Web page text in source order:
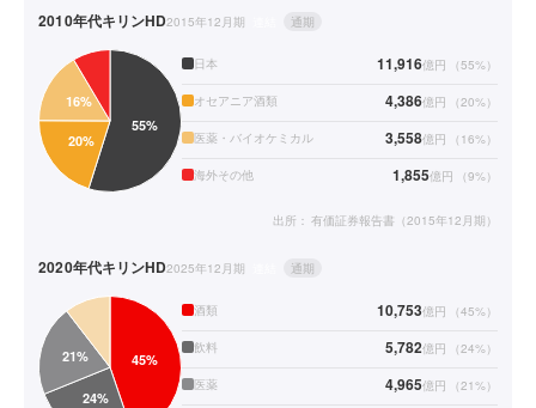
2010年代キリンHD2015年12月期 通期
日本 11,916億円 （55%）
オセアニア酒類 4,386億円 （20%）
医薬・バイオケミカル 3,558億円 （ 16%）
海外その他 1,855億円 （9%）
出所： 有価証券報告書（2015年12月期）
2020年代キリンHD2025年12月期 通期
酒類 10,753億円 （45%）
飲料 5,782億円 （24%）
医薬 4,965億円 （21%）